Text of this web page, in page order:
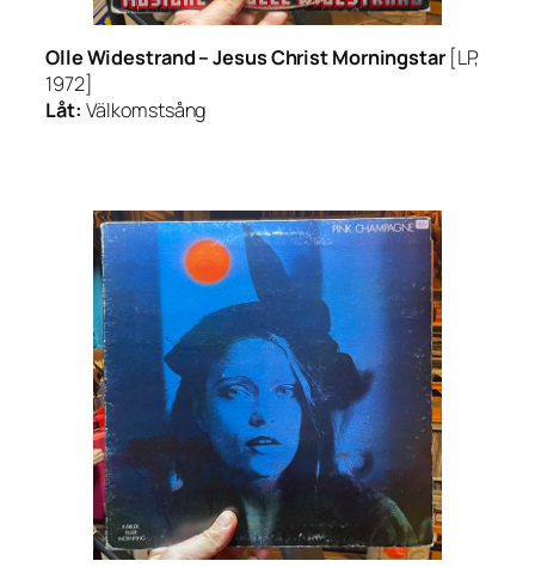
Olle Widestrand –Jesus Christ Morningstar[LP,
1972]
Låt: Välkomstsång